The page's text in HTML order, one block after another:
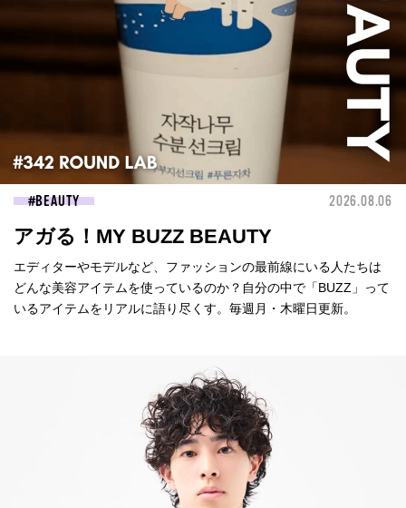
BEAUTY 2026.08.06
アガる！MY BUZZ BEAUTY
エディターやモデルなど、ファッションの最前線にいる人たちは
どんな美容アイテムを使っているのか？自分の中で「BUZZ」って
いるアイテムをリアルに語り尽くす。毎週月・木曜日更新。